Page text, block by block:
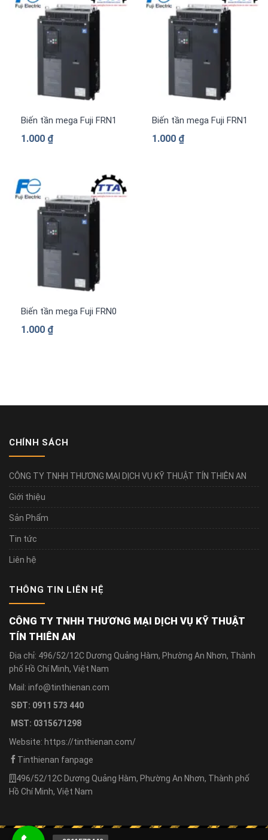
Biến tần mega Fuji FRN1169G2S-4G 3 pha 380 V
1.000 ₫
Biến tần mega Fuji
1.000 ₫
Biến tần mega Fuji FRN0840G2S-4G 3 pha 380 V
1.000 ₫
CHÍNH SÁCH
CÔNG TY TNHH THƯƠNG MẠI DỊCH VỤ KỸ THUẬT TÍN THIÊN AN
Giới thiệu
Sản Phẩm
Tin tức
Liên hệ
THÔNG TIN LIÊN HỆ
CÔNG TY TNHH THƯƠNG MẠI DỊCH VỤ KỸ THUẬT
TÍN THIÊN AN
Địa chỉ: 496/52/12C Dương Quảng Hàm, Phường An Nhơn, Thành
phố Hồ Chí Minh, Việt Nam
Mail: info@tinthienan.com
SĐT: 0911 573 440
MST: 0315671298
Website: https://tinthienan.com/
Tinthienan fanpage
496/52/12C Dương Quảng Hàm, Phường An Nhơn, Thành phố
Hồ Chí Minh, Việt Nam